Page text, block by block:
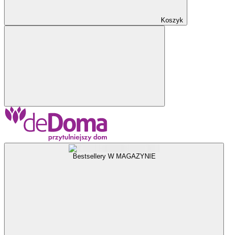
Koszyk
Bestsellery W MAGAZYNIE